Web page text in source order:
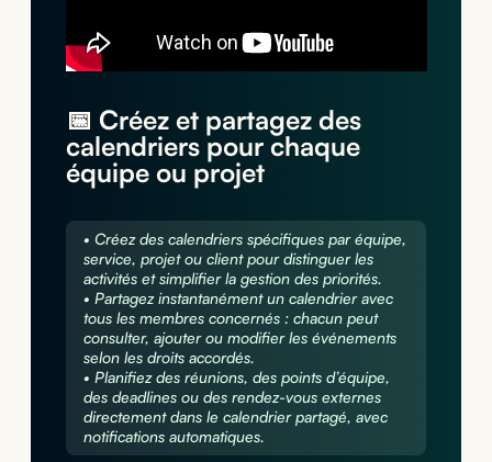
📅 Créez et partagez des
calendriers pour chaque
équipe ou projet
• Créez des calendriers spécifiques par équipe,
service, projet ou client pour distinguer les
activités et simplifier la gestion des priorités.
• Partagez instantanément un calendrier avec
tous les membres concernés : chacun peut
consulter, ajouter ou modifier les événements
selon les droits accordés.
• Planifiez des réunions, des points d’équipe,
des deadlines ou des rendez-vous externes
directement dans le calendrier partagé, avec
notifications automatiques.